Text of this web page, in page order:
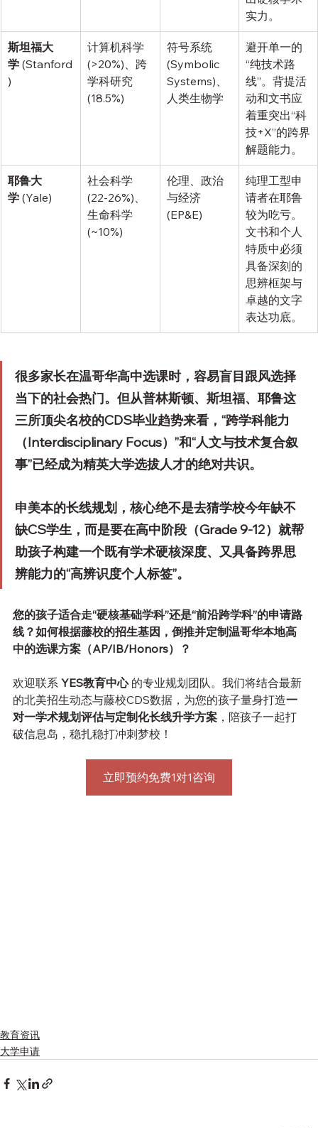
实力。
斯坦福大
学 (Stanford
)
计算机科学
(>20%)、跨
学科研究
(18.5%)
符号系统
(Symbolic
Systems)、
人类生物学
避开单一的
“纯技术路
线”。背提活
动和文书应
着重突出“科
技+X”的跨界
解题能力。
耶鲁大
学 (Yale)
社会科学
(22-26%)、
生命科学
(~10%)
伦理、政治
与经济
(EP&E)
纯理工型申
请者在耶鲁
较为吃亏。
文书和个人
特质中必须
具备深刻的
思辨框架与
卓越的文字
表达功底。
很多家长在温哥华高中选课时，容易盲目跟风选择
当下的社会热门。但从普林斯顿、斯坦福、耶鲁这
三所顶尖名校的CDS毕业趋势来看， “跨学科能力
（Interdisciplinary Focus）”和“人文与技术复合叙
事”已经成为精英大学选拔人才的绝对共识。
申美本的长线规划，核心绝不是去猜学校今年缺不
缺CS学生，而是要在高中阶段（Grade 9-12）就帮
助孩子构建一个既有学术硬核深度、又具备跨界思
辨能力的“高辨识度个人标签”。
您的孩子适合走“硬核基础学科”还是“前沿跨学科”的申请路
线？如何根据藤校的招生基因，倒推并定制温哥华本地高
中的选课方案（AP/IB/Honors）？
欢迎联系 YES教育中心 的专业规划团队。我们将结合最新
的北美招生动态与藤校CDS数据，为您的孩子量身打造一
对一学术规划评估与定制化长线升学方案 ，陪孩子一起打
破信息岛，稳扎稳打冲刺梦校！
立即预约免费1对1咨询
教育资讯
大学申请